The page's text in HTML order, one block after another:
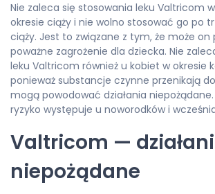
Nie zaleca się stosowania leku Valtricom
okresie ciąży i nie wolno stosować go po
ciąży. Jest to związane z tym, że może on
poważne zagrożenie dla dziecka. Nie
leku Valtricom również u kobiet w okresie
ponieważ substancje czynne przenikają
mogą powodować działania niepożądane.
ryzyko występuje u noworodków i
Valtricom —
niepożądane